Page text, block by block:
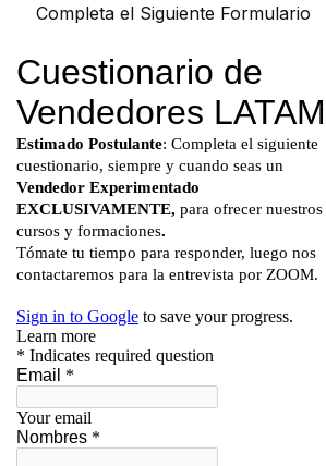
Completa el Siguiente Formulario